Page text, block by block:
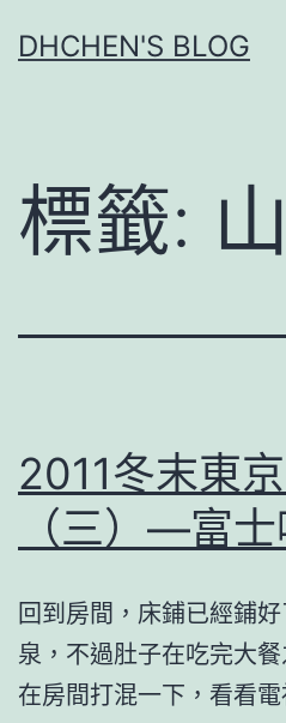
至
容
DHCHEN'S BLOG
標籤:
2011冬末東
（三）—富士
回到房間，床鋪已經鋪
泉，不過肚子在吃完大
在房間打混一下，看看